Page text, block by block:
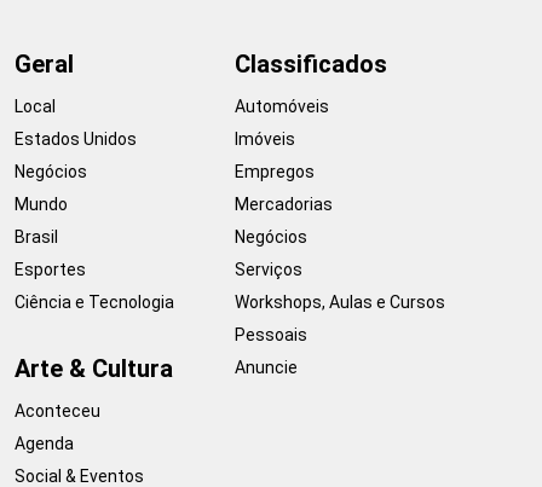
Geral
Local
Estados Unidos
Negócios
Mundo
Brasil
Esportes
Ciência e Tecnologia
Arte & Cultura
Aconteceu
Agenda
Social & Eventos
Classificados
Automóveis
Imóveis
Empregos
Mercadorias
Negócios
Serviços
Workshops, Aulas e Cursos
Pessoais
Anuncie